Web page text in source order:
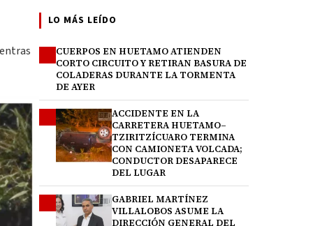
LO MÁS LEÍDO
CUERPOS EN HUETAMO ATIENDEN
CORTO CIRCUITO Y RETIRAN BASURA DE
COLADERAS DURANTE LA TORMENTA
DE AYER
ACCIDENTE EN LA
CARRETERA HUETAMO–
TZIRITZÍCUARO TERMINA
CON CAMIONETA VOLCADA;
CONDUCTOR DESAPARECE
DEL LUGAR
GABRIEL MARTÍNEZ
VILLALOBOS ASUME LA
DIRECCIÓN GENERAL DEL